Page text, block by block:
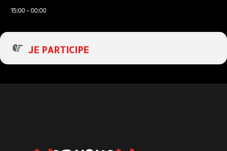
15:00 - 00:00
JE PARTICIPE